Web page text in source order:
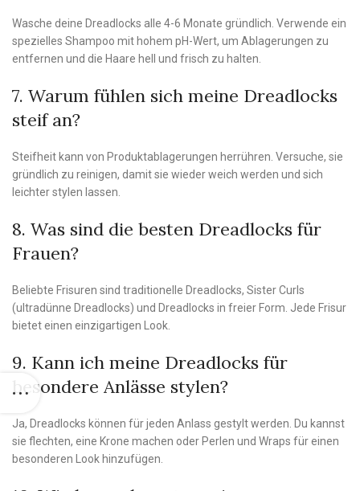
Wasche deine Dreadlocks alle 4-6 Monate gründlich. Verwende ein
spezielles Shampoo mit hohem pH-Wert, um Ablagerungen zu
entfernen und die Haare hell und frisch zu halten.
7. Warum fühlen sich meine Dreadlocks
steif an?
Steifheit kann von Produktablagerungen herrühren. Versuche, sie
gründlich zu reinigen, damit sie wieder weich werden und sich
leichter stylen lassen.
8. Was sind die besten Dreadlocks für
Frauen?
Beliebte Frisuren sind traditionelle Dreadlocks, Sister Curls
(ultradünne Dreadlocks) und Dreadlocks in freier Form. Jede Frisur
bietet einen einzigartigen Look.
9. Kann ich meine Dreadlocks für
besondere Anlässe stylen?
Ja, Dreadlocks können für jeden Anlass gestylt werden. Du kannst
sie flechten, eine Krone machen oder Perlen und Wraps für einen
besonderen Look hinzufügen.